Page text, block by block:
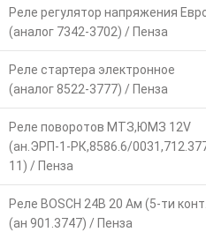
Реле регулятор напряжения
(аналог 7342-3702) / Пенза
Реле стартера электронное
(аналог 8522-3777) / Пенза
Реле поворотов МТЗ,ЮМЗ 12V
(ан.ЭРП-1-РК,8586.6/
11) / Пенза
Реле BOSCH 24В 20 Ам (5-ти
(ан 901.3747) / Пенза